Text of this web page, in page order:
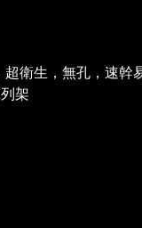
衛生，無孔，速幹
架